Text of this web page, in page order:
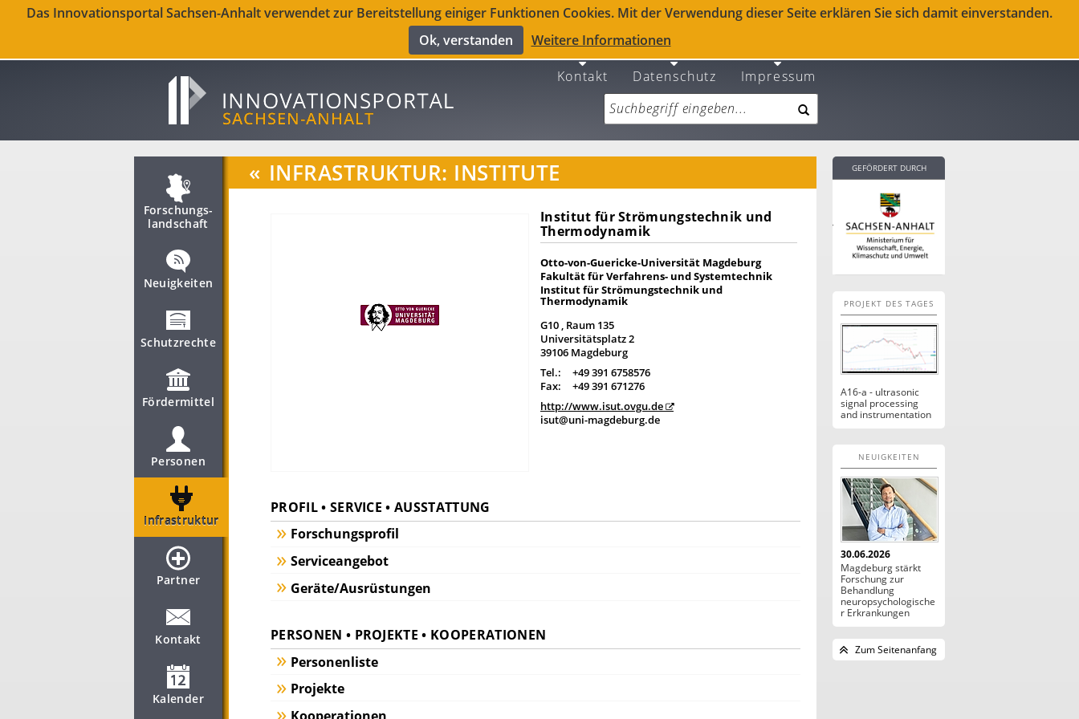
Das Innovationsportal Sachsen-Anhalt verwendet zur Bereitstellung einiger Funktionen Cookies. Mit der Verwendung dieser Seite erklären Sie sich damit einverstanden.
Ok, verstanden
Weitere Informationen
Kontakt Datenschutz Impressum
Forschungs­
landschaft
Neuigkeiten
Schutzrechte
Fördermittel
Personen
Infrastruktur
Partner
Kontakt
Kalender
« INFRASTRUKTUR: INSTITUTE
Institut für Strömungstechnik und
Thermodynamik
Otto-von-Guericke-Universität Magdeburg
Fakultät für Verfahrens- und Systemtechnik
Institut für Strömungstechnik und
Thermodynamik
G10 , Raum 135
Universitätsplatz 2
39106 Magdeburg
Tel.:
+49 391 6758576
Fax:
+49 391 671276
http://www.isut.ovgu.de
isut@uni-magdeburg.de
PROFIL • SERVICE • AUSSTATTUNG
Forschungsprofil
Serviceangebot
Geräte/Ausrüstungen
PERSONEN • PROJEKTE • KOOPERATIONEN
Personenliste
Projekte
GEFÖRDERT DURCH
PROJEKT DES TAGES
A16-a - ultrasonic
signal processing
and instrumentation
NEUIGKEITEN
30.06.2026
Magdeburg stärkt
Forschung zur
Behandlung
neuropsychologische
r Erkrankungen
Zum Seitenanfang